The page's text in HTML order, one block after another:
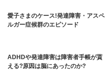
愛子さまのケース!発達障害・アスペ
ルガー症候群のエピソード
ADHDや発達障害は障害者手帳が貰
える?原因は脳にあったのか?